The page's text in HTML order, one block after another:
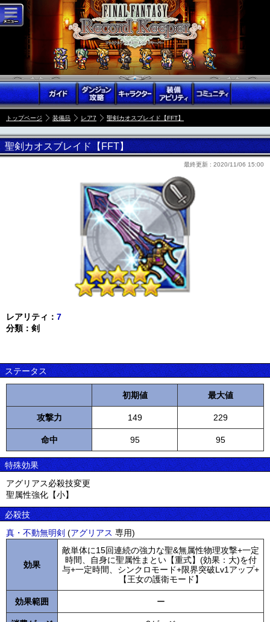
トップページ 装備品 レア7 聖剣カオスブレイド【FFT】
聖剣カオスブレイド【FFT】
最終更新 : 2020/11/06 15:00
レアリティ： 7
分類：剣
ステータス
初期値 最大値
攻撃力 149 229
命中 95 95
特殊効果
アグリアス必殺技変更
聖属性強化【小】
必殺技
真・不動無明剣 (アグリアス 専用)
効果
敵単体に15回連続の強力な聖&無属性物理攻撃+一定
時間、自身に聖属性まとい【重式】(効果：大)を付
与+一定時間、シンクロモード+限界突破Lv1アップ+
【王女の護衛モード】
効果範囲 ー